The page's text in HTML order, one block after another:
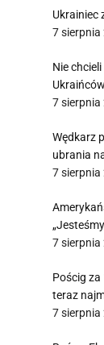
Ukrainiec
7 sierpnia
Nie
7 sierpnia
Wędkarz
ubrania
7 sierpnia
7 sierpnia
Pościg za
teraz
7 sierpnia